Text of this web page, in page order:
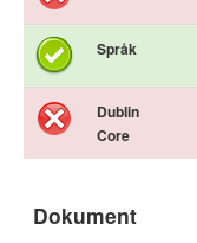
Språk
Dublin
Core
Dokument